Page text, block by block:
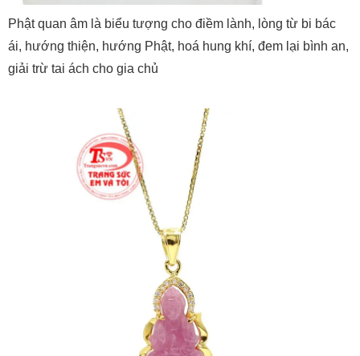
Phật quan âm là biểu tượng cho điềm lành, lòng từ bi bác
ái, hướng thiện, hướng Phật, hoá hung khí, đem lại bình an,
giải trừ tai ách cho gia chủ